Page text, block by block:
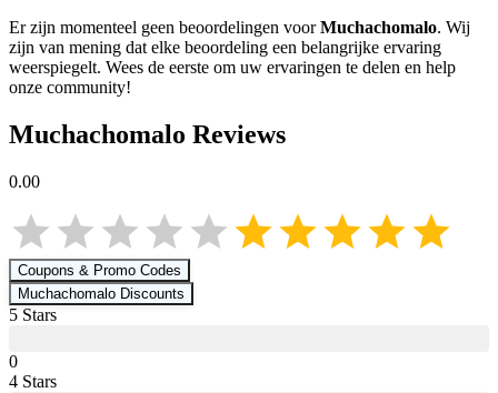
Er zijn momenteel geen beoordelingen voorMuchachomalo. Wij
zijn van mening dat elke beoordeling een belangrijke ervaring
weerspiegelt. Wees de eerste om uw ervaringen te delen en help
onze community!
Muchachomalo Reviews
0.00
Coupons & Promo Codes
Muchachomalo Discounts
5 Stars
0
4 Stars